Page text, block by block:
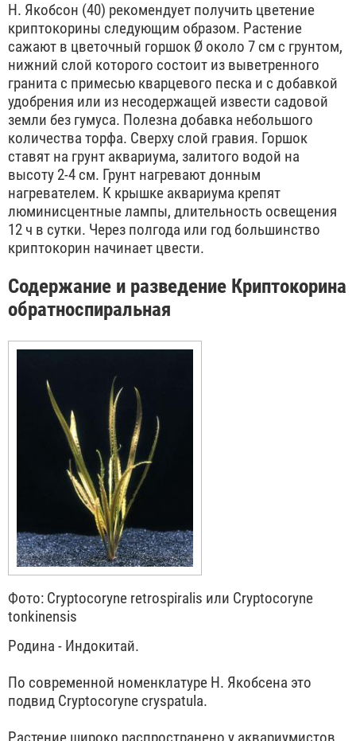
Н. Якобсон (40) рекомендует получить цветение
криптокорины следующим образом. Растение
сажают в цветочный горшок Ø около 7 см с грунтом,
нижний слой которого состоит из выветренного
гранита с примесью кварцевого песка и с добавкой
удобрения или из несодержащей извести садовой
земли без гумуса. Полезна добавка небольшого
количества торфа. Сверху слой гравия. Горшок
ставят на грунт аквариума, залитого водой на
высоту 2-4 см. Грунт нагревают донным
нагревателем. К крышке аквариума крепят
люминисцентные лампы, длительность освещения
12 ч в сутки. Через полгода или год большинство
криптокорин начинает цвести.
Содержание и разведение Криптокорина
обратноспиральная
Фото: Cryptocoryne retrospiralis или Cryptocoryne
tonkinensis
Родина - Индокитай.
По современной номенклатуре Н. Якобсена это
подвид Cryptocoryne cryspatula.